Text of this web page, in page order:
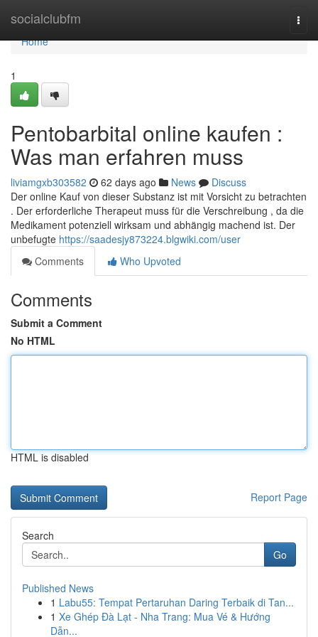
socialclubfm
Home
Home
1
Pentobarbital online kaufen :
Was man erfahren muss
liviamgxb303582 62 days ago News
Discuss
Der online Kauf von dieser Substanz ist mit Vorsicht zu betrachten
. Der erforderliche Therapeut muss für die Verschreibung , da die
Medikament potenziell wirksam und abhängig machend ist. Der
unbefugte https://saadesjy873224.blgwiki.com/user
Comments
Who Upvoted
Comments
Submit a Comment
No HTML
HTML is disabled
Report Page
Search
Go
Published News
1 Labu55: Tempat Pertaruhan Daring Terbaik di Tan...
1 Xe Ghép Đà Lạt - Nha Trang: Mua Vé & Hướng
Dẫn...